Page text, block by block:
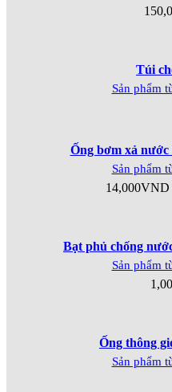
Túi
Sản phẩm
Ống bơm xả
Sản phẩm
14,000VND
Bạt phủ chống
Sản phẩm
Ống thông
Sản phẩm